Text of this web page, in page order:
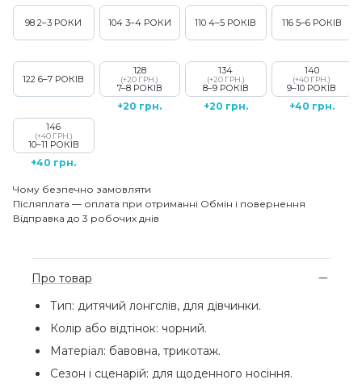
98 2–3 РОКИ 104 3–4 РОКИ 110 4–5 РОКІВ 116 5–6 РОКІВ
122 6–7 РОКІВ
128
(+20 ГРН.)
7–8 РОКІВ
+20 грн.
134
(+20 ГРН.)
8–9 РОКІВ
+20 грн.
140
(+40 ГРН.)
9–10 РОКІВ
+40 грн.
146
(+40 ГРН.)
10–11 РОКІВ
+40 грн.
Чому безпечно замовляти
Післяплата — оплата при отриманні Обмін і повернення
Відправка до 3 робочих днів
Про товар
Тип: дитячий лонгслів, для дівчинки.
Колір або відтінок: чорний.
Матеріал: бавовна, трикотаж.
Сезон і сценарій: для щоденного носіння.